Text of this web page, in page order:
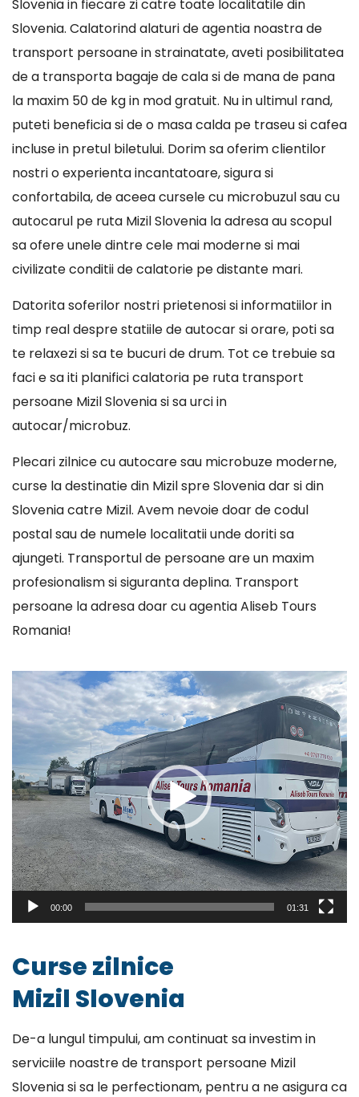
Slovenia in fiecare zi catre toate localitatile din
Slovenia. Calatorind alaturi de agentia noastra de
transport persoane in strainatate, aveti posibilitatea
de a transporta bagaje de cala si de mana de pana
la maxim 50 de kg in mod gratuit. Nu in ultimul rand,
puteti beneficia si de o masa calda pe traseu si cafea
incluse in pretul biletului. Dorim sa oferim clientilor
nostri o experienta incantatoare, sigura si
confortabila, de aceea cursele cu microbuzul sau cu
autocarul pe ruta Mizil Slovenia la adresa au scopul
sa ofere unele dintre cele mai moderne si mai
civilizate conditii de calatorie pe distante mari.
Datorita soferilor nostri prietenosi si informatiilor in
timp real despre statiile de autocar si orare, poti sa
te relaxezi si sa te bucuri de drum. Tot ce trebuie sa
faci e sa iti planifici calatoria pe ruta transport
persoane Mizil Slovenia si sa urci in
autocar/microbuz.
Plecari zilnice cu autocare sau microbuze moderne,
curse la destinatie din Mizil spre Slovenia dar si din
Slovenia catre Mizil. Avem nevoie doar de codul
postal sau de numele localitatii unde doriti sa
ajungeti. Transportul de persoane are un maxim
profesionalism si siguranta deplina. Transport
persoane la adresa doar cu agentia Aliseb Tours
Romania!
Player
video
00:00 01:31
Curse zilnice
Mizil Slovenia
De-a lungul timpului, am continuat sa investim in
serviciile noastre de transport persoane Mizil
Slovenia si sa le perfectionam, pentru a ne asigura ca